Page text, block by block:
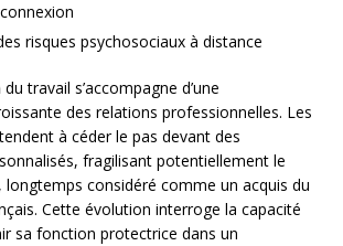
risques psychosociaux à distance
du travail s’accompagne d’une
des relations professionnelles. Les
à céder le pas devant des
fragilisant potentiellement le
longtemps considéré comme un acquis du
Cette évolution interroge la capacité
sa fonction protectrice dans un